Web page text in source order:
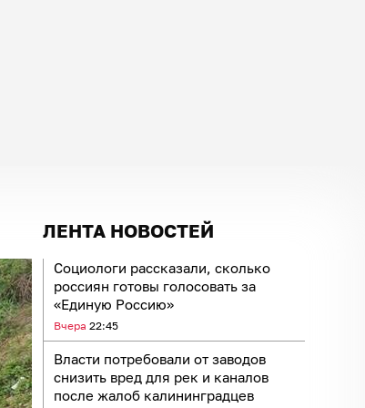
ЛЕНТА НОВОСТЕЙ
Социологи рассказали, сколько
россиян готовы голосовать за
«Единую Россию»
Вчера 22:45
Власти потребовали от заводов
снизить вред для рек и каналов
после жалоб калининградцев